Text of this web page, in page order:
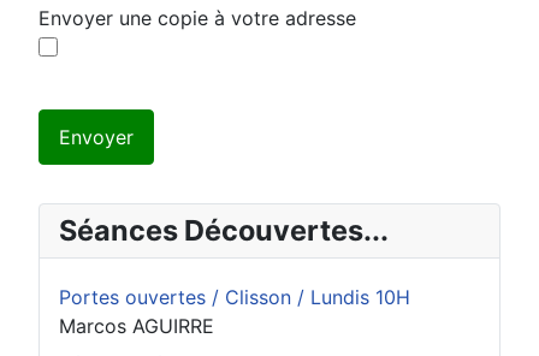
Envoyer une copie à votre adresse
Envoyer
Séances Découvertes...
Portes ouvertes / Clisson / Lundis 10H
Marcos AGUIRRE